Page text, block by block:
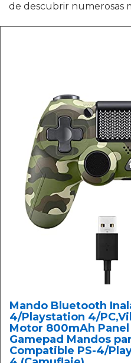
de descubrir numerosas
Mando Bluetooth
4/Playstation 4/
Motor 800mAh
Gamepad Mandos
Compatible PS-4/